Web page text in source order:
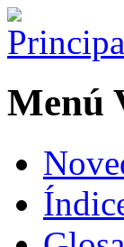
Menú